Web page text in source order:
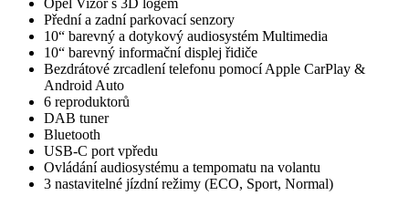
Opel Vizor s 3D logem
Přední a zadní parkovací senzory
10“ barevný a dotykový audiosystém Multimedia
10“ barevný informační displej řidiče
Bezdrátové zrcadlení telefonu pomocí Apple CarPlay &
Android Auto
6 reproduktorů
DAB tuner
Bluetooth
USB-C port vpředu
Ovládání audiosystému a tempomatu na volantu
3 nastavitelné jízdní režimy (ECO, Sport, Normal)